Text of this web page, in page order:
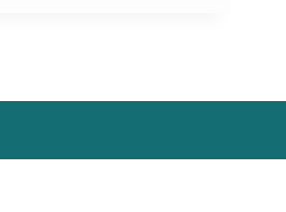
دهانات
مكة